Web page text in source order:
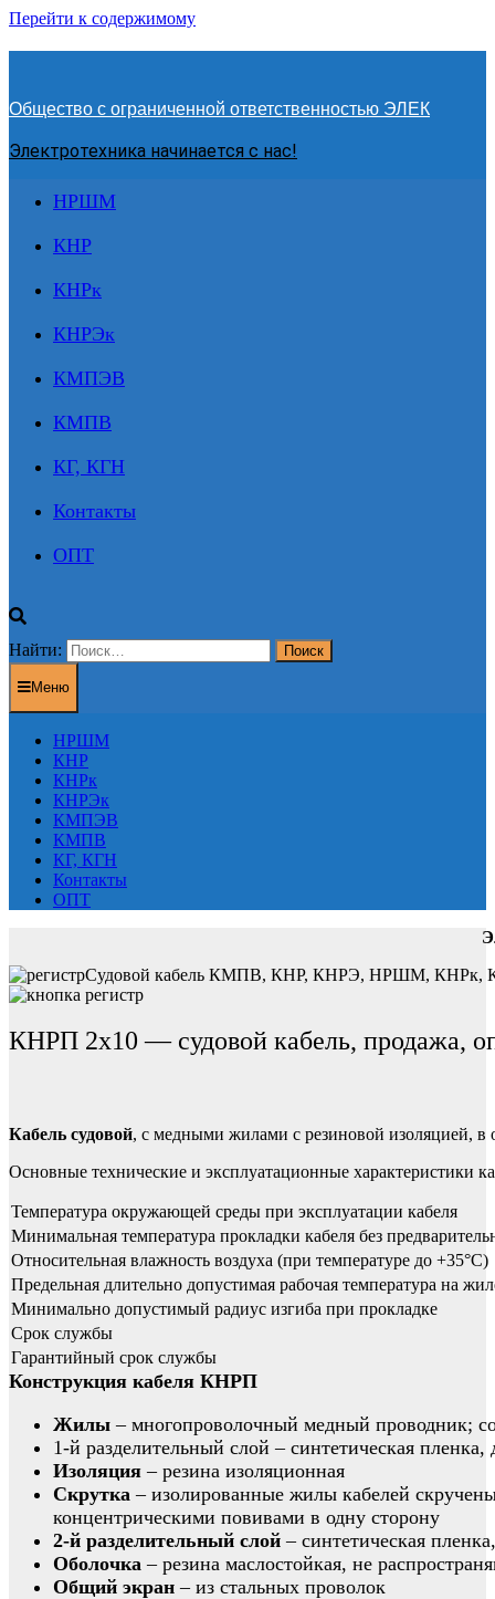
Перейти к содержимому
Общество с ограниченной ответственностью ЭЛЕК
Электротехника начинается с нас!
НРШМ
КНР
КНРк
КНРЭк
КМПЭВ
КМПВ
КГ, КГН
Контакты
ОПТ
Найти:
Меню
НРШМ
КНР
КНРк
КНРЭк
КМПЭВ
КМПВ
КГ, КГН
Контакты
ОПТ
Судовой кабель КМПВ, КНР, КНРЭ, НРШМ, КНРк,
КНРП 2х10 — судовой кабель, продажа,
Кабель судовой, с медными жилами с резиновой изоляцией, в
Основные технические и эксплуатационные характеристики
Температура окружающей среды при эксплуатации кабеля
Минимальная температура прокладки кабеля без
Относительная влажность воздуха (при температуре до +35°С)
Предельная длительно допустимая рабочая температура на
Минимально допустимый радиус изгиба при прокладке
Срок службы
Гарантийный срок службы
Конструкция кабеля КНРП
Жилы – многопроволочный медный проводник;
1-й разделительный слой – синтетическая пленка,
Изоляция – резина изоляционная
Скрутка– изолированные жилы кабелей
концентрическими повивами в одну сторону
2-й разделительный слой– синтетическая
Оболочка – резина маслостойкая, не
Общий экран – из стальных проволок